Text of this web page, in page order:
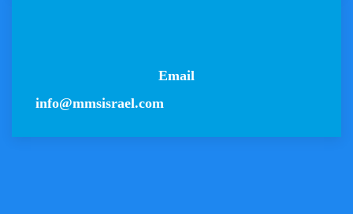
Email
info@mmsisrael.com